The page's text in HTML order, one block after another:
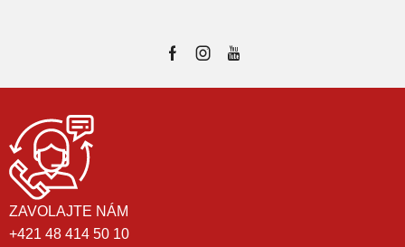
ZAVOLAJTE NÁM
+421 48 414 50 10